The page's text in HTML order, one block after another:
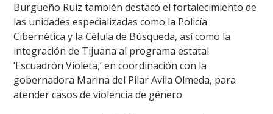
Burgueño Ruiz también destacó el fortalecimiento de
las unidades especializadas como la Policía
Cibernética y la Célula de Búsqueda, así como la
integración de Tijuana al programa estatal
‘Escuadrón Violeta,’ en coordinación con la
gobernadora Marina del Pilar Avila Olmeda, para
atender casos de violencia de género.